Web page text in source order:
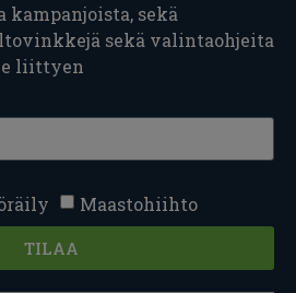
kampanjoista, sekä
sekä valintaohjeita
liittyen
Maastohiihto
TILAA